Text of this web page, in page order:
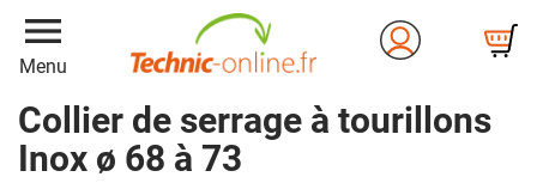
menu
Menu
Collier de serrage à tourillons
Inox ø 68 à 73